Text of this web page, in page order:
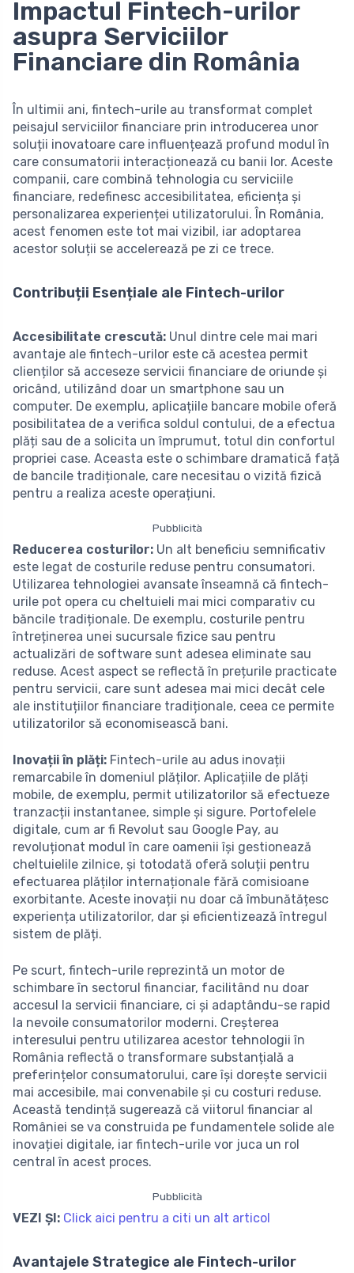
Impactul Fintech-urilor
asupra Serviciilor
Financiare din România
În ultimii ani, fintech-urile au transformat complet
peisajul serviciilor financiare prin introducerea unor
soluții inovatoare care influențează profund modul în
care consumatorii interacționează cu banii lor. Aceste
companii, care combină tehnologia cu serviciile
financiare, redefinesc accesibilitatea, eficiența și
personalizarea experienței utilizatorului. În România,
acest fenomen este tot mai vizibil, iar adoptarea
acestor soluții se accelerează pe zi ce trece.
Contribuții Esențiale ale Fintech-urilor
Accesibilitate crescută: Unul dintre cele mai mari
avantaje ale fintech-urilor este că acestea permit
clienților să acceseze servicii financiare de oriunde și
oricând, utilizând doar un smartphone sau un
computer. De exemplu, aplicațiile bancare mobile oferă
posibilitatea de a verifica soldul contului, de a efectua
plăți sau de a solicita un împrumut, totul din confortul
propriei case. Aceasta este o schimbare dramatică față
de bancile tradiționale, care necesitau o vizită fizică
pentru a realiza aceste operațiuni.
Pubblicità
Reducerea costurilor: Un alt beneficiu semnificativ
este legat de costurile reduse pentru consumatori.
Utilizarea tehnologiei avansate înseamnă că fintech-
urile pot opera cu cheltuieli mai mici comparativ cu
băncile tradiționale. De exemplu, costurile pentru
întreținerea unei sucursale fizice sau pentru
actualizări de software sunt adesea eliminate sau
reduse. Acest aspect se reflectă în prețurile practicate
pentru servicii, care sunt adesea mai mici decât cele
ale instituțiilor financiare tradiționale, ceea ce permite
utilizatorilor să economisească bani.
Inovații în plăți: Fintech-urile au adus inovații
remarcabile în domeniul plăților. Aplicațiile de plăți
mobile, de exemplu, permit utilizatorilor să efectueze
tranzacții instantanee, simple și sigure. Portofelele
digitale, cum ar fi Revolut sau Google Pay, au
revoluționat modul în care oamenii își gestionează
cheltuielile zilnice, și totodată oferă soluții pentru
efectuarea plăților internaționale fără comisioane
exorbitante. Aceste inovații nu doar că îmbunătățesc
experiența utilizatorilor, dar și eficientizează întregul
sistem de plăți.
Pe scurt, fintech-urile reprezintă un motor de
schimbare în sectorul financiar, facilitând nu doar
accesul la servicii financiare, ci și adaptându-se rapid
la nevoile consumatorilor moderni. Creșterea
interesului pentru utilizarea acestor tehnologii în
România reflectă o transformare substanțială a
preferințelor consumatorului, care își dorește servicii
mai accesibile, mai convenabile și cu costuri reduse.
Această tendință sugerează că viitorul financiar al
României se va construida pe fundamentele solide ale
inovației digitale, iar fintech-urile vor juca un rol
central în acest proces.
Pubblicità
VEZI ȘI: Click aici pentru a citi un alt articol
Avantajele Strategice ale Fintech-urilor